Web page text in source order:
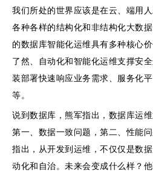
我们所处的世界应该是在云、端用
各种各样的结构化和非结构化大数
的数据库智能化运维具有多种核心
了然、自动化和智能化运维支撑安
装部署快速响应业务需求、服务化
等。
说到数据库，熊军指出，数据库运
第一、数据一致问题，第二、性能
指出，从开发到运维，不仅仅是数
动化和自治。未来会变成什么样？